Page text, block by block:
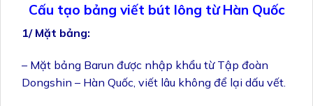
Cấu tạo bảng viết bút lông từ Hàn Quốc
1/ Mặt bảng:
– Mặt bảng Barun được nhập khẩu từ Tập đoàn
Dongshin – Hàn Quốc, viết lâu không để lại dấu vết.